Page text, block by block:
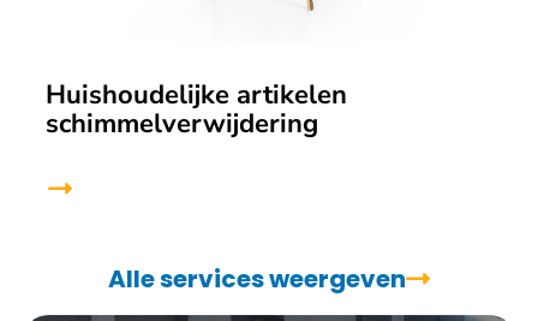
Huishoudelijke artikelen
schimmelverwijdering
Alle services weergeven